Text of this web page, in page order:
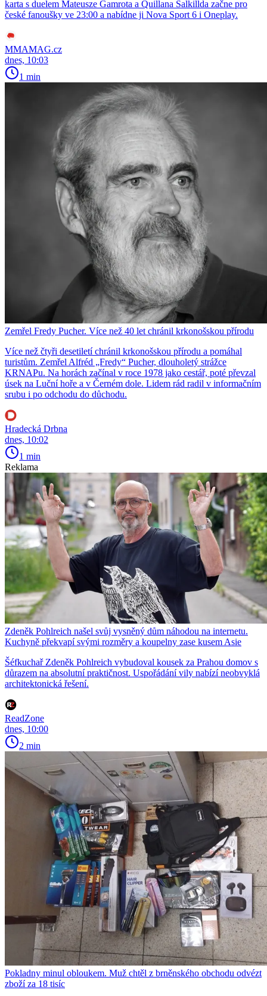
karta s duelem Mateusze Gamrota a Quillana Salkillda začne pro
české fanoušky ve 23:00 a nabídne ji Nova Sport 6 i Oneplay.
MMAMAG.cz
dnes, 10:03
1 min
Zemřel Fredy Pucher. Více než 40 let chránil krkonošskou přírodu
Více než čtyři desetiletí chránil krkonošskou přírodu a pomáhal
turistům. Zemřel Alfréd „Fredy“ Pucher, dlouholetý strážce
KRNAPu. Na horách začínal v roce 1978 jako cestář, poté převzal
úsek na Luční hoře a v Černém dole. Lidem rád radil v informačním
srubu i po odchodu do důchodu.
Hradecká Drbna
dnes, 10:02
1 min
Reklama
Zdeněk Pohlreich našel svůj vysněný dům náhodou na internetu.
Kuchyně překvapí svými rozměry a koupelny zase kusem Asie
Šéfkuchař Zdeněk Pohlreich vybudoval kousek za Prahou domov s
důrazem na absolutní praktičnost. Uspořádání vily nabízí neobvyklá
architektonická řešení.
ReadZone
dnes, 10:00
2 min
Pokladny minul obloukem. Muž chtěl z brněnského obchodu odvézt
zboží za 18 tisíc